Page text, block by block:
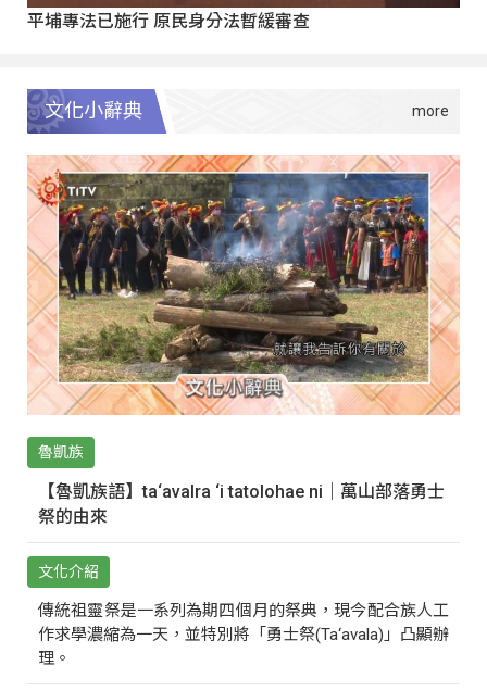
平埔專法已施行 原民身分法暫緩審查
文化小辭典
魯凱族
【魯凱族語】ta‘avalra ‘i tatolohae ni｜萬山部落勇士
祭的由來
文化介紹
傳統祖靈祭是一系列為期四個月的祭典，現今配合族人工
作求學濃縮為一天，並特別將「勇士祭(Ta‘avala)」凸顯辦
理。